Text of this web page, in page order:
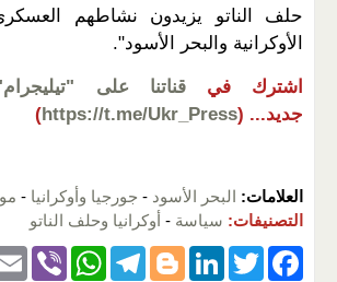
حلف الناتو يزيدون نشاطهم
الأوكرانية والبحر الأسود".
اشترك في قناتنا على
جديد... (
https://t.me/Ukr_Press
)
العلامات: البحر الأسود - جورجيا وأوكرانيا -
التصنيفات: سياسة - أوكرانيا وحلف الناتو
F
T
Li
Bl
T
W
Vi